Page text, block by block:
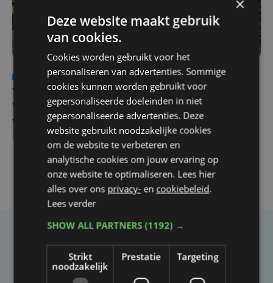
Nieuws
wo 5 augustus | 11:57
Vier Oostendse gynaecologen versterken dienst in AZ
West, dat ook een nieuwe voltijdse gynaecoloog
verwelkomt
Taalfout opgemerkt?
Heb je een taal- of schrijffout opgemerkt in dit
artikel?
Deze website maakt gebruik
van cookies.
Cookies worden gebruikt voor het
personaliseren van advertenties. Sommige
cookies kunnen worden gebruikt voor
gepersonaliseerde doeleinden in niet
gepersonaliseerde advertenties. Deze
website gebruikt noodzakelijke cookies
om de website te verbeteren en
analytische cookies om jouw ervaring op
onze website te optimaliseren. Lees hier
alles over ons privacy- en cookiebeleid.
Lees verder
SHOW ALL PARTNERS(1192) →
Strikt
noodzakelijk
Prestatie Targeting